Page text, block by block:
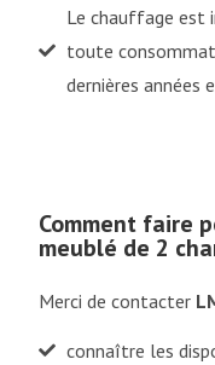
Le chauffage est
toute
dernières années
Comment faire
meublé de 2
Merci de contacter
connaître les